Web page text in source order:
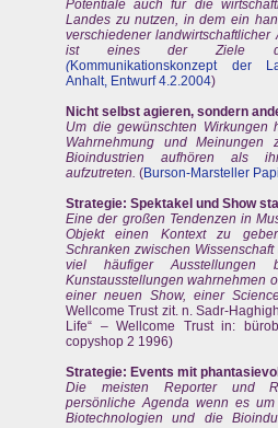
Potentiale auch für die
Landes zu nutzen, in dem ein
verschiedener landwirtschaftlicher
ist eines der Ziele des
(Kommunikationskonzept der
Anhalt, Entwurf 4.2.2004)
Nicht selbst agieren, sondern
Um die gewünschten Wirkungen
Wahrnehmung und Meinungen
Bioindustrien aufhören als
aufzutreten. (Burson-Marsteller
Strategie: Spektakel und Show
Eine der großen Tendenzen in
Objekt einen Kontext zu
Schranken zwischen
viel häufiger
Kunstausstellungen wahrnehmen
einer neuen Show, einer
Wellcome Trust zit. n. Sadr-
Life“ – Wellcome Trust in:
copyshop 2 1996)
Strategie: Events mit
Die meisten Reporter und
persönliche Agenda wenn es
Biotechnologien und die